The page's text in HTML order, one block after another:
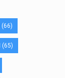
(66)
(65)